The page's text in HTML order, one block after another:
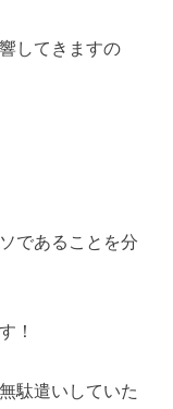
してきますの
であることを分
！
駄遣いしていた